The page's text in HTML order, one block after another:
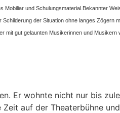
Mobiliar und Schulungsmaterial. Bekannter
der Situation ohne langes Zögern
mit gut gelaunten Musikerinnen und Musikern
Er wohnte nicht nur bis
auf der Theaterbühne